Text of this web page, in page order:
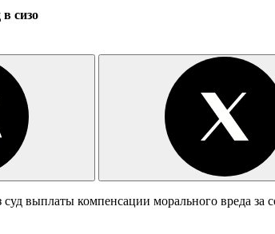
сизо
выплаты компенсации морального вреда за